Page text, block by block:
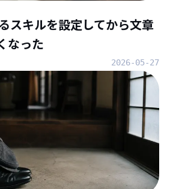
スキルを設定してから文章
なった
2026-05-27